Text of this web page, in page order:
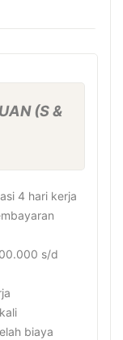
(S &
4 hari kerja
s/d
biaya